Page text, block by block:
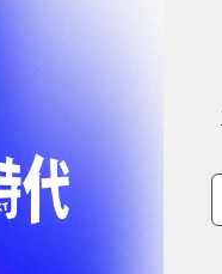
通貨業務（STO
2020年1月20日正
資人募資。
攜手再生能源售
2023年12月8日正